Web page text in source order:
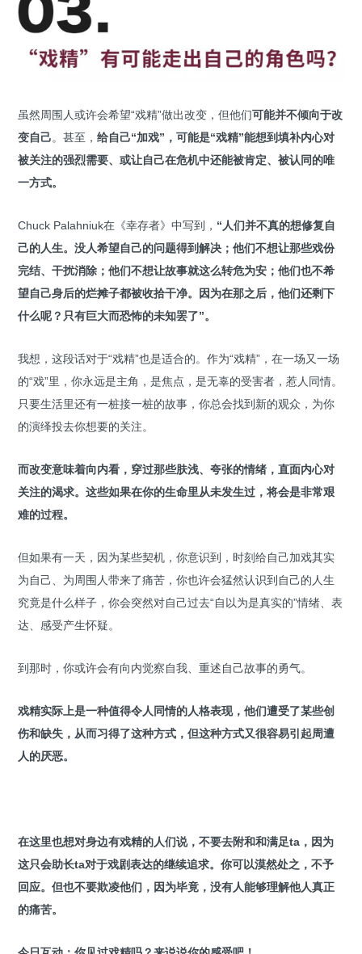
虽然周围人或许会希望“戏精”做出改变，但他们可能并不倾向于改
变自己。甚至， 给自己“加戏”，可能是“戏精”能想到填补内心对
被关注的强烈需要、或让自己在危机中还能被肯定、被认同的唯
一方式。
Chuck Palahniuk在《幸存者》中写到， “人们并不真的想修复自
己的人生。没人希望自己的问题得到解决；他们不想让那些戏份
完结、干扰消除；他们不想让故事就这么转危为安；他们也不希
望自己身后的烂摊子都被收拾干净。因为在那之后，他们还剩下
什么呢？只有巨大而恐怖的未知罢了”。
我想，这段话对于“戏精”也是适合的。作为“戏精”，在一场又一场
的“戏”里，你永远是主角，是焦点，是无辜的受害者，惹人同情。
只要生活里还有一桩接一桩的故事，你总会找到新的观众，为你
的演绎投去你想要的关注。
而改变意味着向内看，穿过那些肤浅、夸张的情绪，直面内心对
关注的渴求。这些如果在你的生命里从未发生过，将会是非常艰
难的过程。
但如果有一天，因为某些契机，你意识到，时刻给自己加戏其实
为自己、为周围人带来了痛苦，你也许会猛然认识到自己的人生
究竟是什么样子，你会突然对自己过去“自以为是真实的”情绪、表
达、感受产生怀疑。
到那时，你或许会有向内觉察自我、重述自己故事的勇气。
戏精实际上是一种值得令人同情的人格表现，他们遭受了某些创
伤和缺失，从而习得了这种方式，但这种方式又很容易引起周遭
人的厌恶。
在这里也想对身边有戏精的人们说，不要去附和和满足ta，因为
这只会助长ta对于戏剧表达的继续追求。你可以漠然处之，不予
回应。但也不要欺凌他们，因为毕竟，没有人能够理解他人真正
的痛苦。